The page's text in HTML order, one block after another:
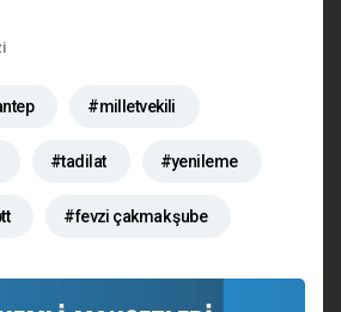
#milletvekili
#tadilat #yenileme
#fevzi çakmak şube